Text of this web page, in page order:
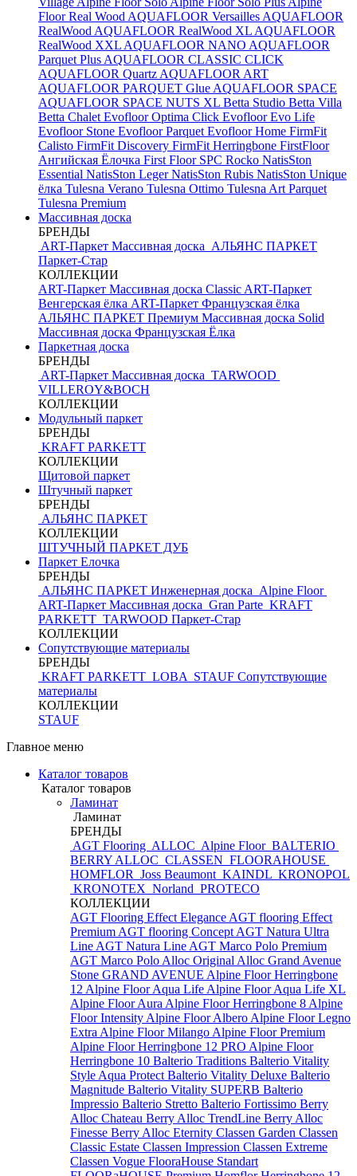
Floor Real Wood AQUAFLOOR Versailles AQUAFLOOR
RealWood AQUAFLOOR RealWood XL AQUAFLOOR
RealWood XXL AQUAFLOOR NANO AQUAFLOOR
Parquet Plus AQUAFLOOR CLASSIC CLICK
AQUAFLOOR Quartz AQUAFLOOR ART
AQUAFLOOR PARQUET Glue AQUAFLOOR SPACE
AQUAFLOOR SPACE NUTS XL Betta Studio Betta Villa
Betta Chalet Evofloor Optima Click Evofloor Evo Life
Evofloor Stone Evofloor Parquet Evofloor Home FirmFit
Calisto FirmFit Discovery FirmFit Herringbone FirstFloor
Ангийская Ёлочка First Floor SPC Rocko NatisSton
Essential NatisSton LegerNatisSton Rubis NatisSton Unique
ёлка Tulesna Verano Tulesna Ottimo Tulesna Art Parquet
Tulesna Premium
Массивная доска
БРЕНДЫ
ART-Паркет Массивная доска АЛЬЯНС ПАРКЕТ
Паркет-Стар
КОЛЛЕКЦИИ
ART-Паркет Массивная доска Classic ART-Паркет
Венгерская ёлка ART-Паркет Французская ёлка
АЛЬЯНС ПАРКЕТ Премиум Массивная доска Solid
Массивная доска Французская Ёлка
Паркетная доска
БРЕНДЫ
ART-Паркет Массивная доска TARWOOD
VILLEROY&BOCH
КОЛЛЕКЦИИ
Модульный паркет
БРЕНДЫ
KRAFT PARKETT
КОЛЛЕКЦИИ
Щитовой паркет
Штучный паркет
БРЕНДЫ
АЛЬЯНС ПАРКЕТ
КОЛЛЕКЦИИ
ШТУЧНЫЙ ПАРКЕТ ДУБ
Паркет Елочка
БРЕНДЫ
АЛЬЯНС ПАРКЕТ Инженерная доска Alpine Floor
ART-Паркет Массивная доска Gran Parte KRAFT
PARKETT TARWOOD Паркет-Стар
КОЛЛЕКЦИИ
Сопутствующие материалы
БРЕНДЫ
KRAFT PARKETT LOBA STAUF Сопутствующие
материалы
КОЛЛЕКЦИИ
STAUF
Главное меню
Каталог товаров
Каталог товаров
Ламинат
Ламинат
БРЕНДЫ
AGT Flooring ALLOC Alpine Floor BALTERIO
BERRY ALLOC CLASSEN FLOORAHOUSE
HOMFLOR Joss Beaumont KAINDL KRONOPOL
KRONOTEX Norland PROTECO
КОЛЛЕКЦИИ
AGT Flooring Effect Elegance AGT flooring Effect
Premium AGT flooring Concept AGT Natura Ultra
Line AGT Natura Line AGT Marco Polo Premium
AGT Marco Polo Alloc Original Alloc Grand Avenue
Stone GRAND AVENUE Alpine Floor Herringbone
12 Alpine Floor Aqua Life Alpine Floor Aqua Life XL
Alpine Floor Aura Alpine Floor Herringbone 8 Alpine
Floor Intensity Alpine Floor Albero Alpine Floor Legno
Extra Alpine Floor Milango Alpine Floor Premium
Alpine Floor Herringbone 12 PRO Alpine Floor
Herringbone 10 Balterio Traditions Balterio Vitality
Style Aqua Protect Balterio Vitality Deluxe Balterio
Magnitude Balterio Vitality SUPERB Balterio
Impressio Balterio Stretto Balterio Fortissimo Berry
Alloc Chateau Berry Alloc TrendLine Berry Alloc
Finesse Berry Alloc Eternity Classen Garden Classen
Classic Estate Classen Impression Classen Extreme
Classen Vogue FlooraHouse Standart